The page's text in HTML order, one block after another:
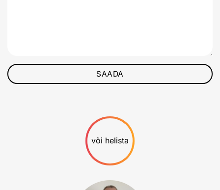
või helista